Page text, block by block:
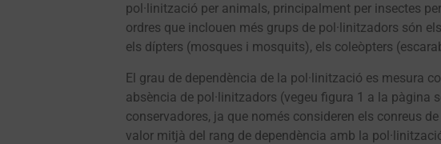
pol·linització per animals, principalment per insectes
ordres que inclouen més grups de pol·linitzadors són
els dípters (mosques i mosquits), els coleòpters
El grau de dependència de la pol·linització es mesura
absència de pol·linitzadors (vegeu figura 1 a la
conservadores, ja que només consideren els conreus
valor mitjà del rang de dependència amb la